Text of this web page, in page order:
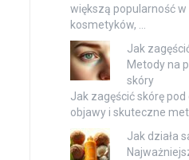
większą popularność w
kosmetyków, …
Jak
Metody na
skóry
Jak zagęścić skórę
objawy i skuteczne
Jak działa